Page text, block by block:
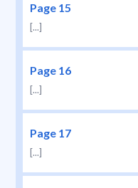
Page 15
[...]
Page 16
[...]
Page 17
[...]